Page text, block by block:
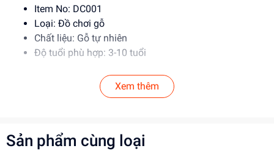
Item No: DC001
Loại: Đồ chơi gỗ
Chất liệu: Gỗ tự nhiên
Độ tuổi phù hợp: 3-10 tuổi
Hướng Dẫn Sử Dụng
Trước khi cho bé chơi, hãy kiểm tra sản phẩm để
Lưu ý: Để xa tầm với của trẻ em khi không sử dụng
Xem thêm
Sản phẩm cùng loại